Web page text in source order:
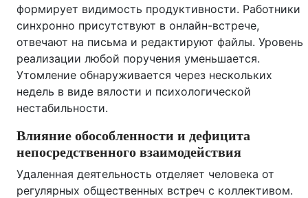
формирует видимость продуктивности. Работники
синхронно присутствуют в онлайн-встрече,
отвечают на письма и редактируют файлы. Уровень
реализации любой поручения уменьшается.
Утомление обнаруживается через нескольких
недель в виде вялости и психологической
нестабильности.
Влияние обособленности и дефицита
непосредственного взаимодействия
Удаленная деятельность отделяет человека от
регулярных общественных встреч с коллективом.